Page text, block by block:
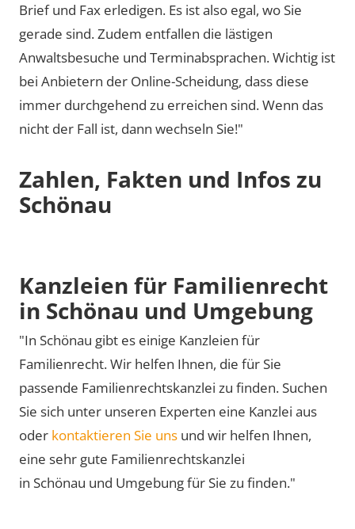
Brief und Fax erledigen. Es ist also egal, wo Sie
gerade sind. Zudem entfallen die lästigen
Anwaltsbesuche und Terminabsprachen. Wichtig ist
bei Anbietern der Online-Scheidung, dass diese
immer durchgehend zu erreichen sind. Wenn das
nicht der Fall ist, dann wechseln Sie!"
Zahlen, Fakten und Infos zu
Schönau
Kanzleien für Familienrecht
in Schönau und Umgebung
"In Schönau gibt es einige Kanzleien für
Familienrecht. Wir helfen Ihnen, die für Sie
passende Familienrechtskanzlei zu finden. Suchen
Sie sich unter unseren Experten eine Kanzlei aus
oder kontaktieren Sie uns und wir helfen Ihnen,
eine sehr gute Familienrechtskanzlei
in Schönau und Umgebung für Sie zu finden."